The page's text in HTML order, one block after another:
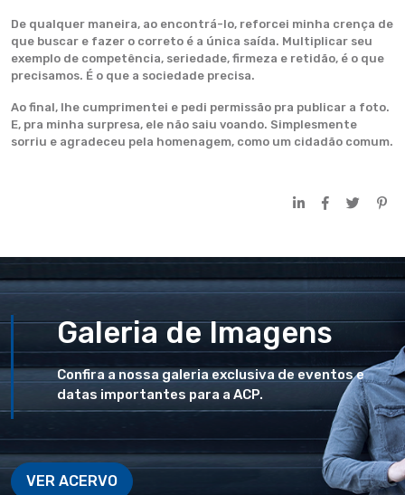
De qualquer maneira, ao encontrá-lo, reforcei minha crença de
que buscar e fazer o correto é a única saída. Multiplicar seu
exemplo de competência, seriedade, firmeza e retidão, é o que
precisamos. É o que a sociedade precisa.
Ao final, lhe cumprimentei e pedi permissão pra publicar a foto.
E, pra minha surpresa, ele não saiu voando. Simplesmente
sorriu e agradeceu pela homenagem, como um cidadão comum.
Galeria de Imagens
Confira a nossa galeria exclusiva de eventos e
datas importantes para a ACP.
VER ACERVO